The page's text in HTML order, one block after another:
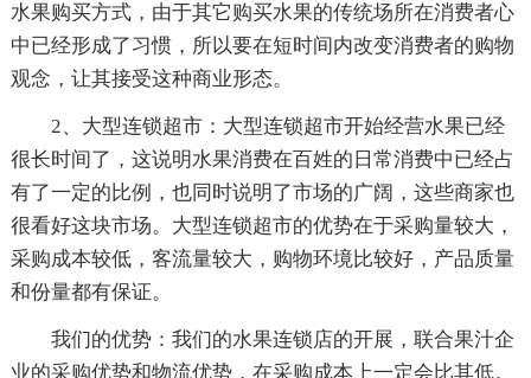
水果购买方式，由于其它购买水果的传统场所在消费者心
中已经形成了习惯，所以要在短时间内改变消费者的购物
观念，让其接受这种商业形态。
2、大型连锁超市：大型连锁超市开始经营水果已经
很长时间了，这说明水果消费在百姓的日常消费中已经占
有了一定的比例，也同时说明了市场的广阔，这些商家也
很看好这块市场。大型连锁超市的优势在于采购量较大，
采购成本较低，客流量较大，购物环境比较好，产品质量
和份量都有保证。
我们的优势：我们的水果连锁店的开展，联合果汁企
业的采购优势和物流优势，在采购成本上一定会比其低。